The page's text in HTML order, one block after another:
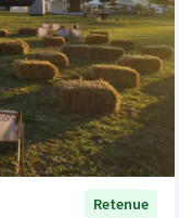
Retenue